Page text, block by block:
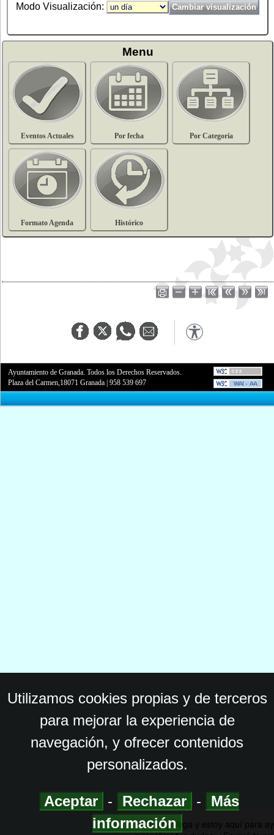
Modo Visualización:
Menu
Eventos Actuales Por fecha Por Categoría
Formato Agenda Histórico
Ayuntamiento de Granada. Todos los Derechos Reservados.
Plaza del Carmen,18071 Granada |958 539 697
Utilizamos cookies propias y de terceros
para mejorar la experiencia de
navegación, y ofrecer contenidos
personalizados.
Aceptar - Rechazar -
Más
información